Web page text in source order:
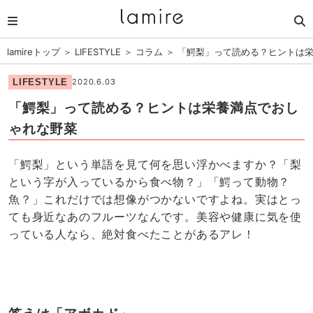
lamireトップ＞ LIFESTYLE ＞ コラム ＞ 「鰐梨」って読める？ヒントは
LIFESTYLE 2020.6.03
「鰐梨」って読める？ヒントは栄養満点でおし
ゃれな野菜
「鰐梨」という単語を見て何を思い浮かべますか？「梨
という字が入っているから食べ物？」「鰐って動物？
魚？」これだけでは想像がつかないですよね。実はとっ
ても身近なあのフルーツなんです。美容や健康に気を使
っている人なら、絶対食べたことがあるアレ！